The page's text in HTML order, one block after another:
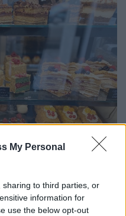
My Personal
to third parties, or
information for
use the below opt-out
orosz